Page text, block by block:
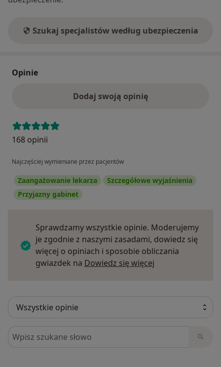
Szukaj specjalistów według ubezpieczenia
Opinie
Dodaj swoją opinię
168 opinii
Najczęściej wymieniane przez pacjentów
Zaangażowanie lekarza
Szczegółowe wyjaśnienia
Przyjazny gabinet
Sprawdzamy wszystkie opinie. Moderujemy
je zgodnie z naszymi zasadami, dowiedz się
więcej o opiniach i sposobie obliczania
gwiazdek na Dowiedz się więcej
Szukaj w opiniach